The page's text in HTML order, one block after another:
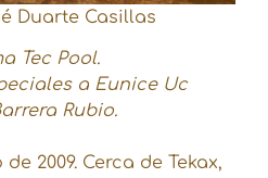
Duarte Casillas
Tec Pool.
a Eunice Uc
Rubio.
2009. Cerca de Tekax,